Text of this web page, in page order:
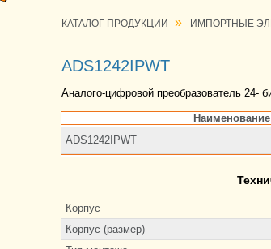
КАТАЛОГ ПРОДУКЦИИ » ИМПОРТНЫЕ
ADS1242IPWT
Аналого-цифровой преобразователь 24-
Наименование
ADS1242IPWT
Корпус
Корпус (размер)